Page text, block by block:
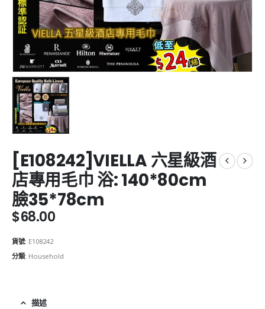
[E108242]VIELLA 六星級酒
店專用毛巾 浴: 140*80cm
臉35*78cm
$68.00
貨號: E108242
分類: Household
描述